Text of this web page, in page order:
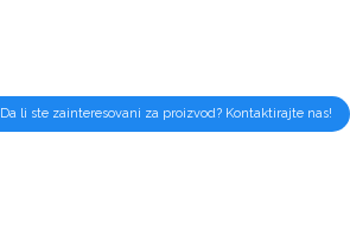
Da li ste zainteresovani za proizvod? Kontaktirajte nas!